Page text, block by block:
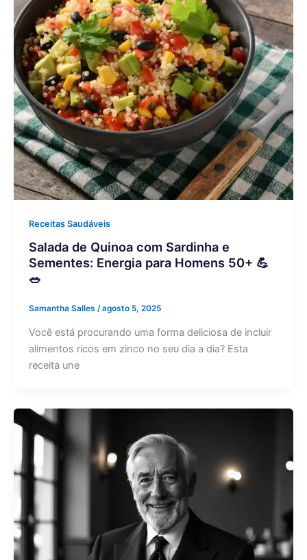
Receitas Saudáveis
Salada de Quinoa com Sardinha e
Sementes: Energia para Homens 50+ 💪
🥗
Samantha Salles /agosto 5, 2025
Você está procurando uma forma deliciosa de incluir
alimentos ricos em zinco no seu dia a dia? Esta
receita une